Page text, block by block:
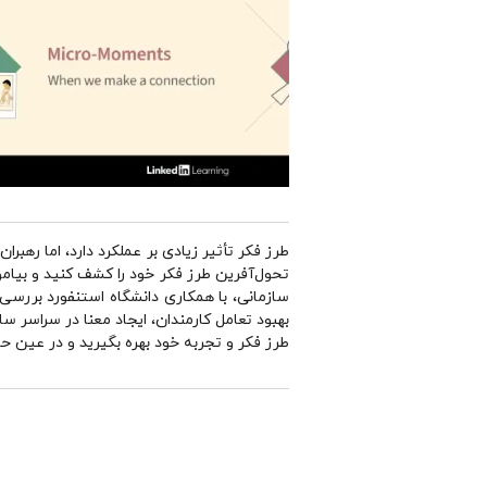
طرز فکر تأثیر زیادی بر عملکرد دارد، اما
تحول‌آفرین طرز فکر خود را کشف کنید و
سازمانی، با همکاری دانشگاه استنفورد
بهبود تعامل کارمندان، ایجاد معنا در
طرز فکر و تجربه خود بهره بگیرید و در عین